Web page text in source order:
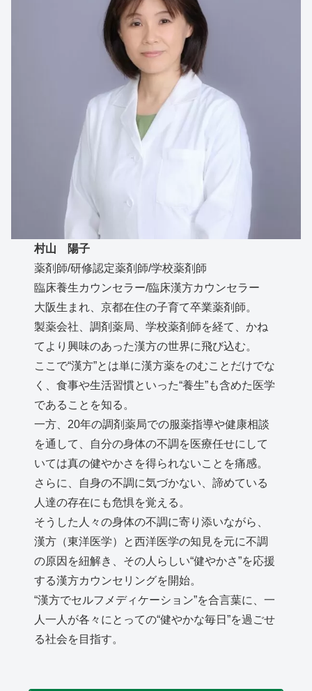
村山 陽子
薬剤師/研修認定薬剤師/学校薬剤師
臨床養生カウンセラー/臨床漢方カウンセラー
大阪生まれ、京都在住の子育て卒業薬剤師。
製薬会社、調剤薬局、学校薬剤師を経て、かね
てより興味のあった漢方の世界に飛び込む。
ここで“漢方”とは単に漢方薬をのむことだけでな
く、食事や生活習慣といった“養生”も含めた医学
であることを知る。
一方、20年の調剤薬局での服薬指導や健康相談
を通して、自分の身体の不調を医療任せにして
いては真の健やかさを得られないことを痛感。
さらに、自身の不調に気づかない、諦めている
人達の存在にも危惧を覚える。
そうした人々の身体の不調に寄り添いながら、
漢方（東洋医学）と西洋医学の知見を元に不調
の原因を紐解き、その人らしい“健やかさ”を応援
する漢方カウンセリングを開始。
“漢方でセルフメディケーション”を合言葉に、一
人一人が各々にとっての“健やかな毎日”を過ごせ
る社会を目指す。